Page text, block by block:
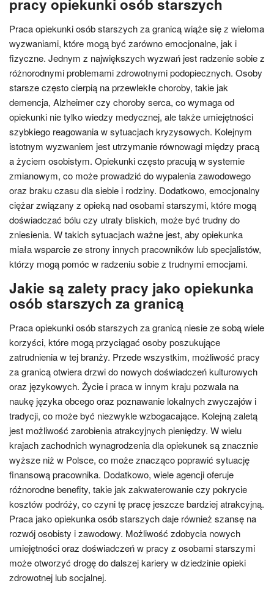
pracy opiekunki osób starszych
Praca opiekunki osób starszych za granicą wiąże się z wieloma
wyzwaniami, które mogą być zarówno emocjonalne, jak i
fizyczne. Jednym z największych wyzwań jest radzenie sobie z
różnorodnymi problemami zdrowotnymi podopiecznych. Osoby
starsze często cierpią na przewlekłe choroby, takie jak
demencja, Alzheimer czy choroby serca, co wymaga od
opiekunki nie tylko wiedzy medycznej, ale także umiejętności
szybkiego reagowania w sytuacjach kryzysowych. Kolejnym
istotnym wyzwaniem jest utrzymanie równowagi między pracą
a życiem osobistym. Opiekunki często pracują w systemie
zmianowym, co może prowadzić do wypalenia zawodowego
oraz braku czasu dla siebie i rodziny. Dodatkowo, emocjonalny
ciężar związany z opieką nad osobami starszymi, które mogą
doświadczać bólu czy utraty bliskich, może być trudny do
zniesienia. W takich sytuacjach ważne jest, aby opiekunka
miała wsparcie ze strony innych pracowników lub specjalistów,
którzy mogą pomóc w radzeniu sobie z trudnymi emocjami.
Jakie są zalety pracy jako opiekunka
osób starszych za granicą
Praca opiekunki osób starszych za granicą niesie ze sobą wiele
korzyści, które mogą przyciągać osoby poszukujące
zatrudnienia w tej branży. Przede wszystkim, możliwość pracy
za granicą otwiera drzwi do nowych doświadczeń kulturowych
oraz językowych. Życie i praca w innym kraju pozwala na
naukę języka obcego oraz poznawanie lokalnych zwyczajów i
tradycji, co może być niezwykle wzbogacające. Kolejną zaletą
jest możliwość zarobienia atrakcyjnych pieniędzy. W wielu
krajach zachodnich wynagrodzenia dla opiekunek są znacznie
wyższe niż w Polsce, co może znacząco poprawić sytuację
finansową pracownika. Dodatkowo, wiele agencji oferuje
różnorodne benefity, takie jak zakwaterowanie czy pokrycie
kosztów podróży, co czyni tę pracę jeszcze bardziej atrakcyjną.
Praca jako opiekunka osób starszych daje również szansę na
rozwój osobisty i zawodowy. Możliwość zdobycia nowych
umiejętności oraz doświadczeń w pracy z osobami starszymi
może otworzyć drogę do dalszej kariery w dziedzinie opieki
zdrowotnej lub socjalnej.